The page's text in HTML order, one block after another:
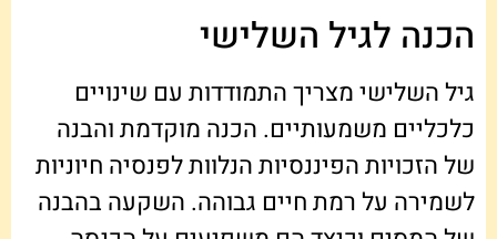
הכנה לגיל השלישי
גיל השלישי מצריך התמודדות עם שינויים
כלכליים משמעותיים. הכנה מוקדמת והבנה
של הזכויות הפיננסיות הנלוות לפנסיה חיוניות
לשמירה על רמת חיים גבוהה. השקעה בהבנה